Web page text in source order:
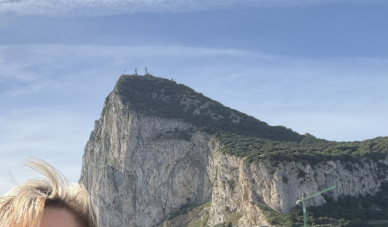
Pronájem prostor v centru Ostravy